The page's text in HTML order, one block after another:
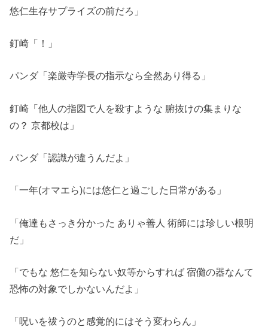
悠仁生存サプライズの前だろ」
釘崎「！」
パンダ「楽厳寺学長の指示なら全然あり得る」
釘崎「他人の指図で人を殺すような 腑抜けの集まりな
の？ 京都校は」
パンダ「認識が違うんだよ」
「一年(オマエら)には悠仁と過ごした日常がある」
「俺達もさっき分かった ありゃ善人 術師には珍しい根明
だ」
「でもな 悠仁を知らない奴等からすれば 宿儺の器なんて
恐怖の対象でしかないんだよ」
「呪いを祓うのと感覚的にはそう変わらん」